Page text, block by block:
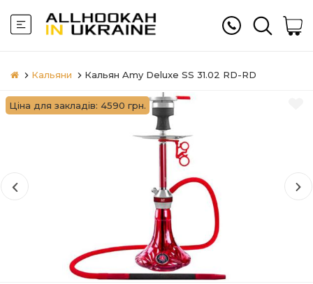
Кальяни Кальян Amy Deluxe SS 31.02 RD-RD
Ціна для закладів: 4590 грн.